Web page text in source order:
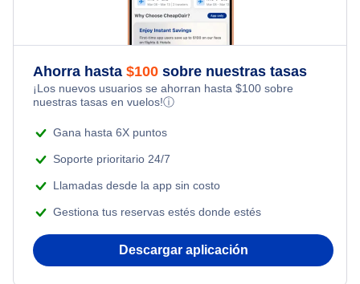
Ahorra hasta $100 sobre nuestras tasas
¡Los nuevos usuarios se ahorran hasta $100 sobre
nuestras tasas en vuelos!ⓘ
Gana hasta 6X puntos
Soporte prioritario 24/7
Llamadas desde la app sin costo
Gestiona tus reservas estés donde estés
Descargar aplicación